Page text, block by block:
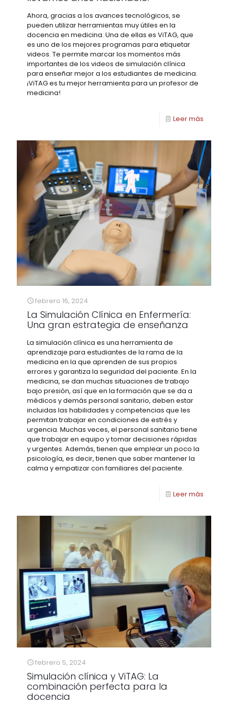
Ahora, gracias a los avances tecnológicos, se
pueden utilizar herramientas muy útiles en la
docencia en medicina. Una de ellas es ViTAG, que
es uno de los mejores programas para etiquetar
videos. Te permite marcar los momentos más
importantes de los videos de simulación clínica
para enseñar mejor a los estudiantes de medicina.
¡ViTAG es tu mejor herramienta para un profesor de
medicina!
Leer más
febrero 16, 2024
La Simulación Clínica en Enfermería:
Una gran estrategia de enseñanza
La simulación clínica es una herramienta de
aprendizaje para estudiantes de la rama de la
medicina en la que aprenden de sus propios
errores y garantiza la seguridad del paciente. En la
medicina, se dan muchas situaciones de trabajo
bajo presión, así que en la formación que se da a
médicos y demás personal sanitario, deben estar
incluidas las habilidades y competencias que les
permitan trabajar en condiciones de estrés y
urgencia. Muchas veces, el personal sanitario tiene
que trabajar en equipo y tomar decisiones rápidas
y urgentes. Además, tienen que emplear un poco la
psicología, es decir, tienen que saber mantener la
calma y empatizar con familiares del paciente.
Leer más
febrero 5, 2024
Simulación clínica y ViTAG: La
combinación perfecta para la
docencia